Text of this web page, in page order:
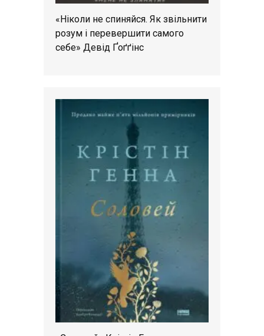
«Ніколи не спиняйся. Як звільнити
розум і перевершити самого
себе» Девід Ґоґґінс